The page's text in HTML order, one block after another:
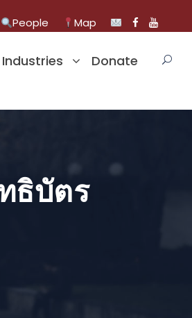
People Map
Donate
ธิบัตร